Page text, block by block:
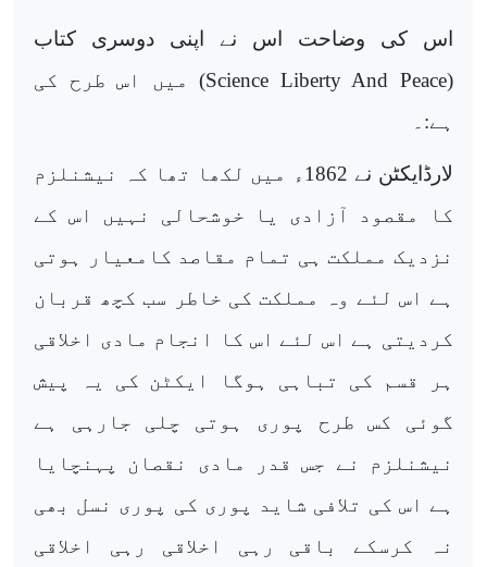
اس کی وضاحت اس نے اپنی دوسری کتاب
(
Science Liberty And Peace) میں اس طرح کی
ہے:۔
لارڈایکٹن نے 1862ء میں لکھا تھا کہ نیشنلزم
کا مقصود آزادی یا خوشحالی نہیں اس کے
نزدیک مملکت ہی تمام مقاصد کامعیار ہوتی
ہے اس لئے وہ مملکت کی خاطر سب کچھ قربان
کردیتی ہے اس لئے اس کا انجام مادی اخلاقی
ہر قسم کی تباہی ہوگا ایکٹن کی یہ پیش
گوئی کس طرح پوری ہوتی چلی جارہی ہے
نیشنلزم نے جس قدر مادی نقصان پہنچایا
ہے اس کی تلافی شاید پوری کی پوری نسل بھی
نہ کرسکے باقی رہی اخلاقی رہی اخلاقی